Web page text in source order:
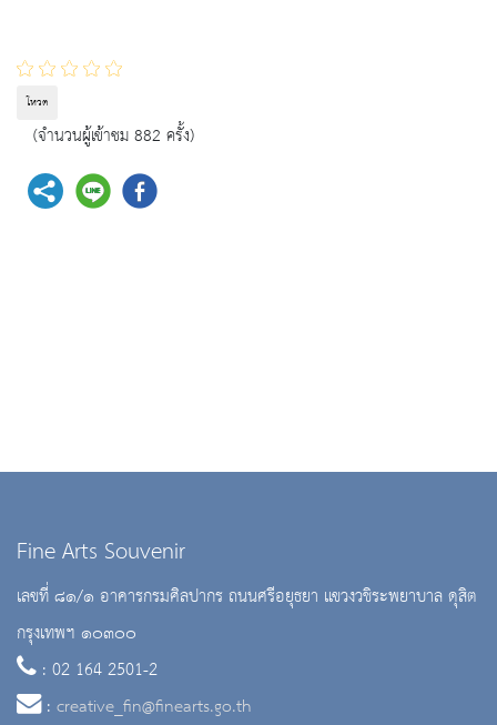
โหวต
(จำนวนผู้เข้าชม 882 ครั้ง)
Fine Arts Souvenir
เลขที่ ๘๑/๑ อาคารกรมศิลปากร ถนนศรีอยุธยา แขวงวชิระพยาบาล ดุสิต
กรุงเทพฯ ๑๐๓๐๐
: 02 164 2501-2
: creative_fin@finearts.go.th